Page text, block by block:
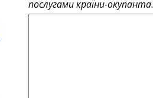
послугами країни-